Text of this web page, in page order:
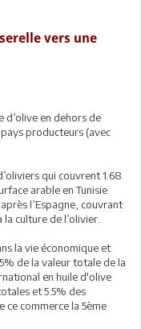
vers une
d’olive en dehors de
pays producteurs (avec
qui couvrent 1.68
arable en Tunisie.
l’Espagne, couvrant
culture de l’olivier.
la vie économique et
de la valeur totale de la
en huile d'olive
et 5.5% des
ce commerce la 5ème